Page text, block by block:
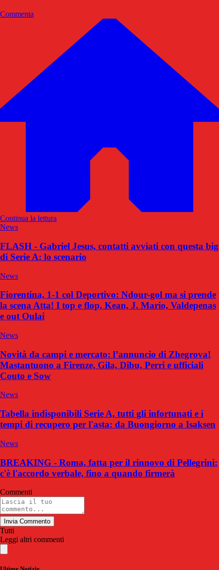
Commenta
Continua la lettura
News
FLASH - Gabriel Jesus, contatti avviati con questa big
di Serie A: lo scenario
News
Fiorentina, 1-1 col Deportivo: Ndour-gol ma si prende
la scena Atta! I top e flop, Kean, J. Mario, Valdepenas
e out Oulai
News
Novità da campi e mercato: l’annuncio di Zhegrova!
Mastantuono a Firenze, Gila, Dibu, Perri e ufficiali
Couto e Sow
News
Tabella indisponibili Serie A, tutti gli infortunati e i
tempi di recupero per l'asta: da Buongiorno a Isaksen
News
BREAKING - Roma, fatta per il rinnovo di Pellegrini:
c'è l'accordo verbale, fino a quando firmerà
Commenti
Invia Commento
Tutti
Leggi altri commenti